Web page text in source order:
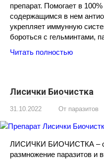
препарат. Помогает в
содержащимся в нем
укрепляет иммунную
бороться с гельминтами,
Читать полностью
Лисички Биочистка
31.10.2022 От паразитов
ЛИСИЧКИ БИОЧИСТКА –
размножение паразитов и